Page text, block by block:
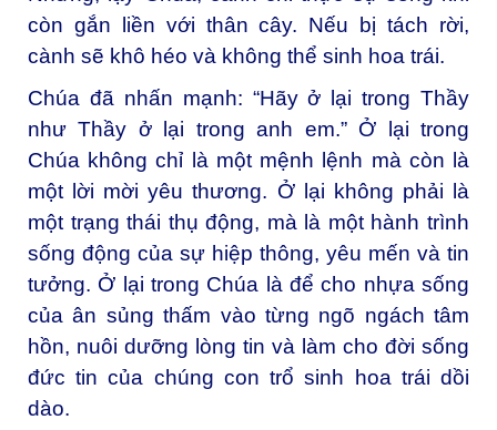
còn gắn liền với thân cây. Nếu bị tách rời,
cành sẽ khô héo và không thể sinh hoa trái.
Chúa đã nhấn mạnh: “Hãy ở lại trong Thầy
như Thầy ở lại trong anh em.” Ở lại trong
Chúa không chỉ là một mệnh lệnh mà còn là
một lời mời yêu thương. Ở lại không phải là
một trạng thái thụ động, mà là một hành trình
sống động của sự hiệp thông, yêu mến và tin
tưởng. Ở lại trong Chúa là để cho nhựa sống
của ân sủng thấm vào từng ngõ ngách tâm
hồn, nuôi dưỡng lòng tin và làm cho đời sống
đức tin của chúng con trổ sinh hoa trái dồi
dào.